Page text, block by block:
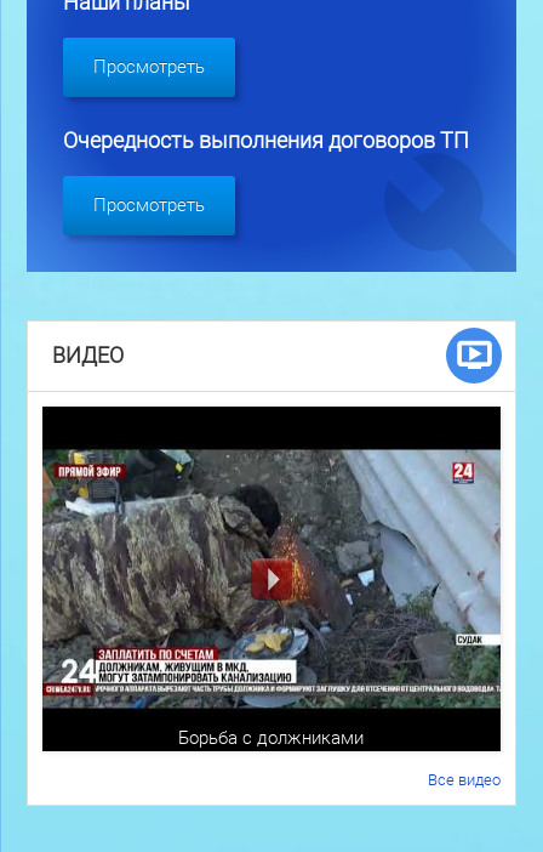
Просмотреть
Очередность выполнения договоров ТП
Просмотреть
ВИДЕО
Борьба с должниками
Все видео